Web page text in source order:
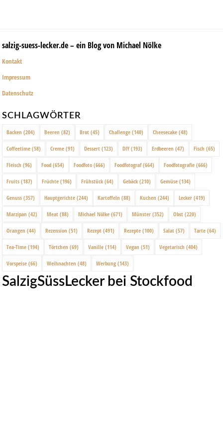
salzig-suess-lecker.de – ein Blog von Michael Nölke
Kontakt
Impressum
Datenschutz
SCHLAGWÖRTER
Backen (204) Beeren (82) Brot (45) Challenge (140) Cheesecake (48)
Coffeetime (58) Creme (91) Dessert (123) DIY (193) Erdbeeren (47) Fisch (65)
Fleisch (96) Food (654) Foodfoto (666) Foodfotograf(664) Foodfotografie (666)
Fruits (187) Früchte (196) Frühstück (64) Gebäck (210) Gemüse (134)
Genuss (357) Hauptgerichte (244) Kartoffeln (88) Kuchen (244) Lecker (419)
Marzipan (42) Meat (88) Michael Nölke (671) Münster (352) Obst (220)
Orangen (44) Rezension (51) Rezept (491) Rezepte (100) Salat (57) Tarte (64)
Tea-Time (194) Törtchen (69) Vanille (114) Vegan (51) Vegetarisch (404)
Vorspeise (66) Weihnachten (48) Werbung (143)
SalzigSüssLecker bei Stockfood